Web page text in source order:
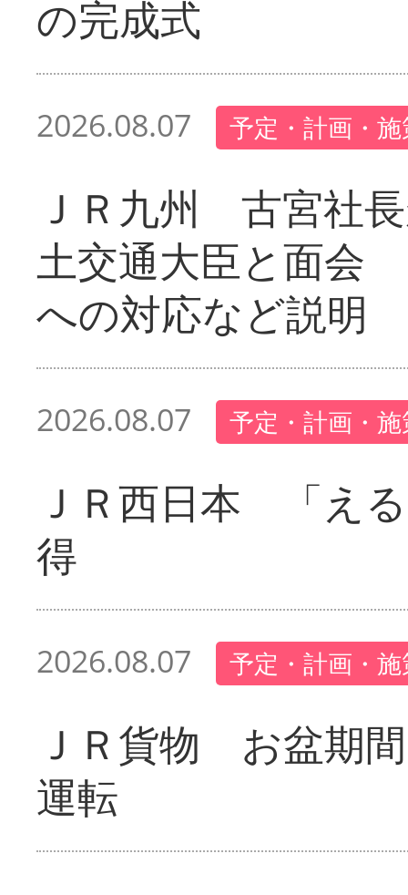
の完成式
2026.08.07 予定・計画・
ＪＲ九州 古宮社
土交通大臣と面会
への対応など説明
2026.08.07 予定・計画・
ＪＲ西日本 「え
得
2026.08.07 予定・計画・
ＪＲ貨物 お盆期
運転